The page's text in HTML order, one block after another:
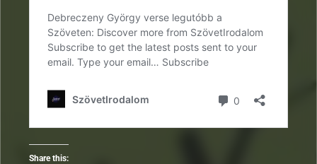
Share this: